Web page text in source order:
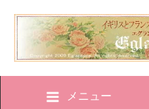
メニュー